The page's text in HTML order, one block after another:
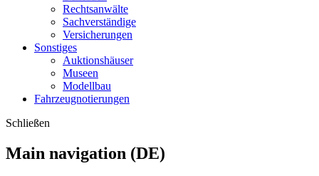
Rechtsanwälte
Sachverständige
Versicherungen
Sonstiges
Auktionshäuser
Museen
Modellbau
Fahrzeugnotierungen
Schließen
Main navigation (DE)